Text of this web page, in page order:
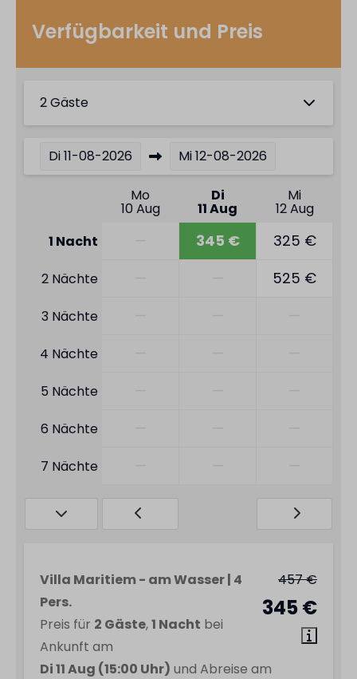
Verfügbarkeit und Preis
2 Gäste
Di11-08-2026 Mi12-08-2026
Mo
10 Aug
Di
11 Aug
Mi
12 Aug
1 Nacht
345 € 325 €
2 Nächte 525 €
3 Nächte
4 Nächte
5 Nächte
6 Nächte
7 Nächte
457 €
345 €
Villa Maritiem - am Wasser | 4
Pers.
Preis für 2 Gäste,1 Nacht bei
Ankunft am
Di 11 Aug (15:00 Uhr) und Abreise am